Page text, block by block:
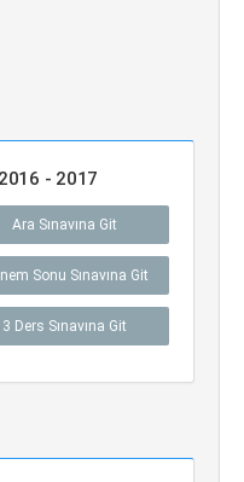
2016 - 2017
Ara Sınavına Git
Sonu Sınavına Git
3 Ders Sınavına Git